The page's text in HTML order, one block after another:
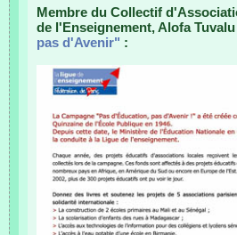
Membre du Collectif
de l'Enseignement, Alofa
pas d'Avenir" :